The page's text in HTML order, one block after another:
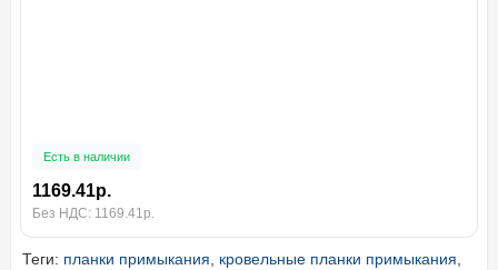
Есть в наличии
1169.41р.
Без НДС: 1169.41р.
Теги: планки примыкания, кровельные планки примыкания,